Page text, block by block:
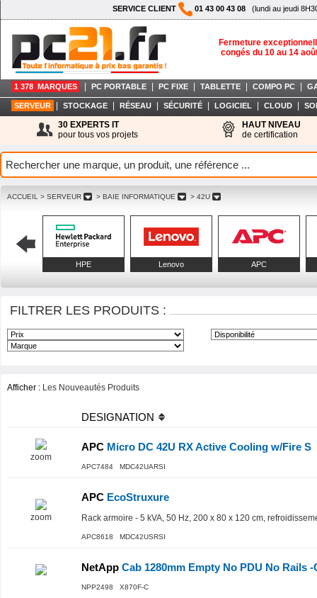
SERVICE CLIENT 01 43 00 43 08 (lundi au jeudi
Fermeture
congés du 10 au 14
1 378 MARQUES PC PORTABLE PC FIXE TABLETTE COMPO PC
SERVEUR STOCKAGE RÉSEAU SÉCURITÉ LOGICIEL CLOUD
30 EXPERTS IT
pour tous vos projets
HAUT NIVEAU
de certification
ACCUEIL > SERVEUR > BAIE INFORMATIQUE > 42U
HPE Lenovo APC
FILTRER LES PRODUITS :
Afficher : Les Nouveautés Produits
DESIGNATION
zoom
APC Micro DC 42U RX Active Cooling w/Fire S
APC7484 MDC42UARSI
zoom
APC EcoStruxure
Rack armoire - 5 kVA, 50 Hz, 200 x 80 x 120 cm,
APC8618 MDC42USRSI
NetApp Cab 1280mm Empty No PDU No Rails -
NPP2498 X870F-C